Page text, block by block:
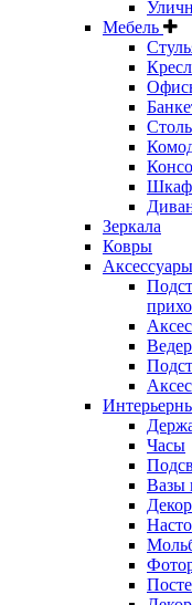
Мебель
Зеркала
Ковры
Аксессуары
Часы
Вазы